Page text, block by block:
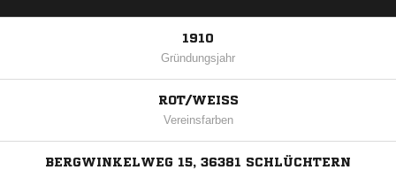
1910
Gründungsjahr
ROT/WEISS
Vereinsfarben
BERGWINKELWEG 15, 36381 SCHLÜCHTERN